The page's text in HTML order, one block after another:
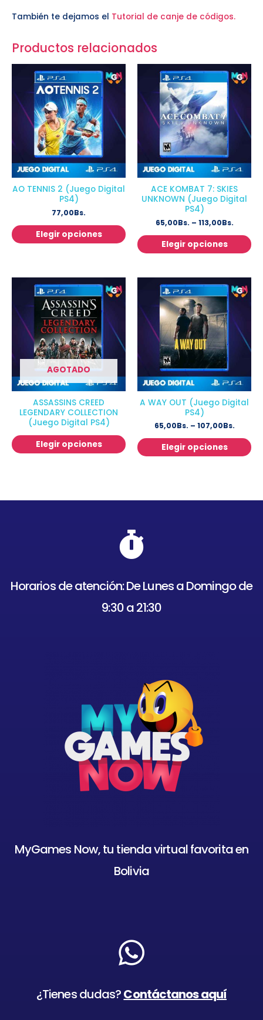
También te dejamos el Tutorial de canje de códigos.
Productos relacionados
AO TENNIS 2 (Juego Digital
PS4)
77,00Bs.
Elegir opciones
ACE KOMBAT 7: SKIES
UNKNOWN (Juego Digital
PS4)
65,00Bs. – 113,00Bs.
Elegir opciones
AGOTADO
ASSASSINS CREED
LEGENDARY COLLECTION
(Juego Digital PS4)
Elegir opciones
A WAY OUT (Juego Digital
PS4)
65,00Bs. – 107,00Bs.
Elegir opciones
Horarios de atención: De Lunes a Domingo de
9:30 a 21:30
MyGames Now, tu tienda virtual favorita en
Bolivia
¿Tienes dudas?Contáctanos aquí